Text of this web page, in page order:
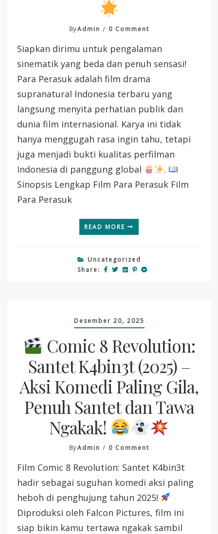
ByAdmin 0 CommentOn
Para
(2026)
—
Supranatural
Indonesia
Yang
Menggebrak
Dunia!
Siapkan dirimu untuk pengalaman
sinematik yang beda dan penuh sensasi!
Para Perasuk adalah film drama
supranatural Indonesia terbaru yang
langsung menyita perhatian publik dan
dunia film internasional. Karya ini tidak
hanya menggugah rasa ingin tahu, tetapi
juga menjadi bukti kualitas perfilman
Indonesia di panggung global
.
Sinopsis Lengkap Film Para Perasuk Film
Para Perasuk
READ MORE
Uncategorized
Share:
Desember 20, 2025
Comic 8 Revolution:
Santet K4bin3t (2025) –
Aksi Komedi Paling Gila,
Penuh Santet dan Tawa
Ngakak!
ByAdmin 0 CommentOn
Comic
Revolution:
Santet
K4bin3t
(2025)
–
Film Comic 8 Revolution: Santet K4bin3t
hadir sebagai suguhan komedi aksi paling
heboh di penghujung tahun 2025!
Diproduksi oleh Falcon Pictures, film ini
siap bikin kamu tertawa ngakak sambil